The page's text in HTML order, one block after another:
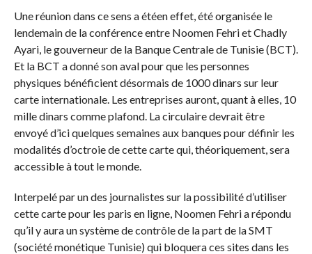
Une réunion dans ce sens a étéen effet, été organisée le
lendemain de la conférence entre Noomen Fehri et Chadly
Ayari, le gouverneur de la Banque Centrale de Tunisie (BCT).
Et la BCT a donné son aval pour que les personnes
physiques bénéficient désormais de 1000 dinars sur leur
carte internationale. Les entreprises auront, quant à elles, 10
mille dinars comme plafond. La circulaire devrait être
envoyé d’ici quelques semaines aux banques pour définir les
modalités d’octroie de cette carte qui, théoriquement, sera
accessible à tout le monde.
Interpelé par un des journalistes sur la possibilité d’utiliser
cette carte pour les paris en ligne, Noomen Fehri a répondu
qu’il y aura un système de contrôle de la part de la SMT
(société monétique Tunisie) qui bloquera ces sites dans les